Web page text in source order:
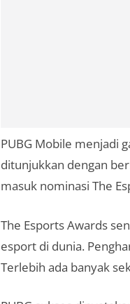
PUBG Mobile menjadi
ditunjukkan dengan
masuk nominasi The
The Esports Awards
esport di dunia.
Terlebih ada banyak